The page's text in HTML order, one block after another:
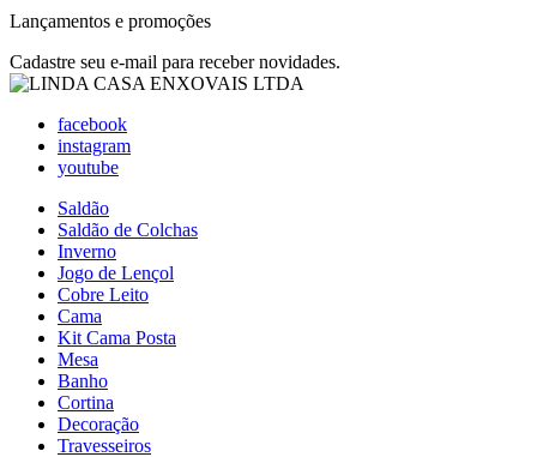
Lançamentos e promoções
Cadastre seu e-mail para receber novidades.
facebook
instagram
youtube
Saldão
Saldão de Colchas
Inverno
Jogo de Lençol
Cobre Leito
Cama
Kit Cama Posta
Mesa
Banho
Cortina
Decoração
Travesseiros